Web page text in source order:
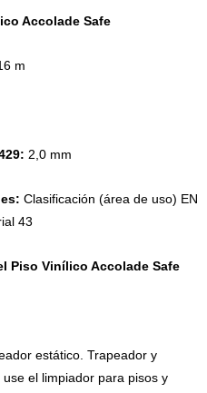
Accolade Safe
m
2,0 mm
Clasificación (área de uso) EN
43
Piso Vinílico Accolade Safe
estático. Trapeador y
el limpiador para pisos y